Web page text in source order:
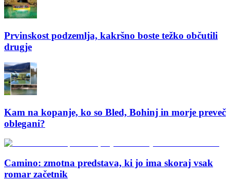
Prvinskost podzemlja, kakršno boste težko občutili
drugje
Kam na kopanje, ko so Bled, Bohinj in morje preveč
oblegani?
Camino: zmotna predstava, ki jo ima skoraj vsak
romar začetnik